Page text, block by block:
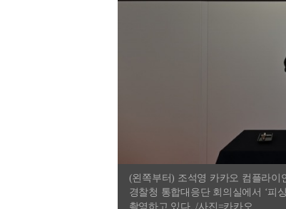
(왼쪽부터) 조석영 카카오 컴플라이
경찰청 통합대응단 회의실에서 ‘피
촬영하고 있다. /사진=카카오